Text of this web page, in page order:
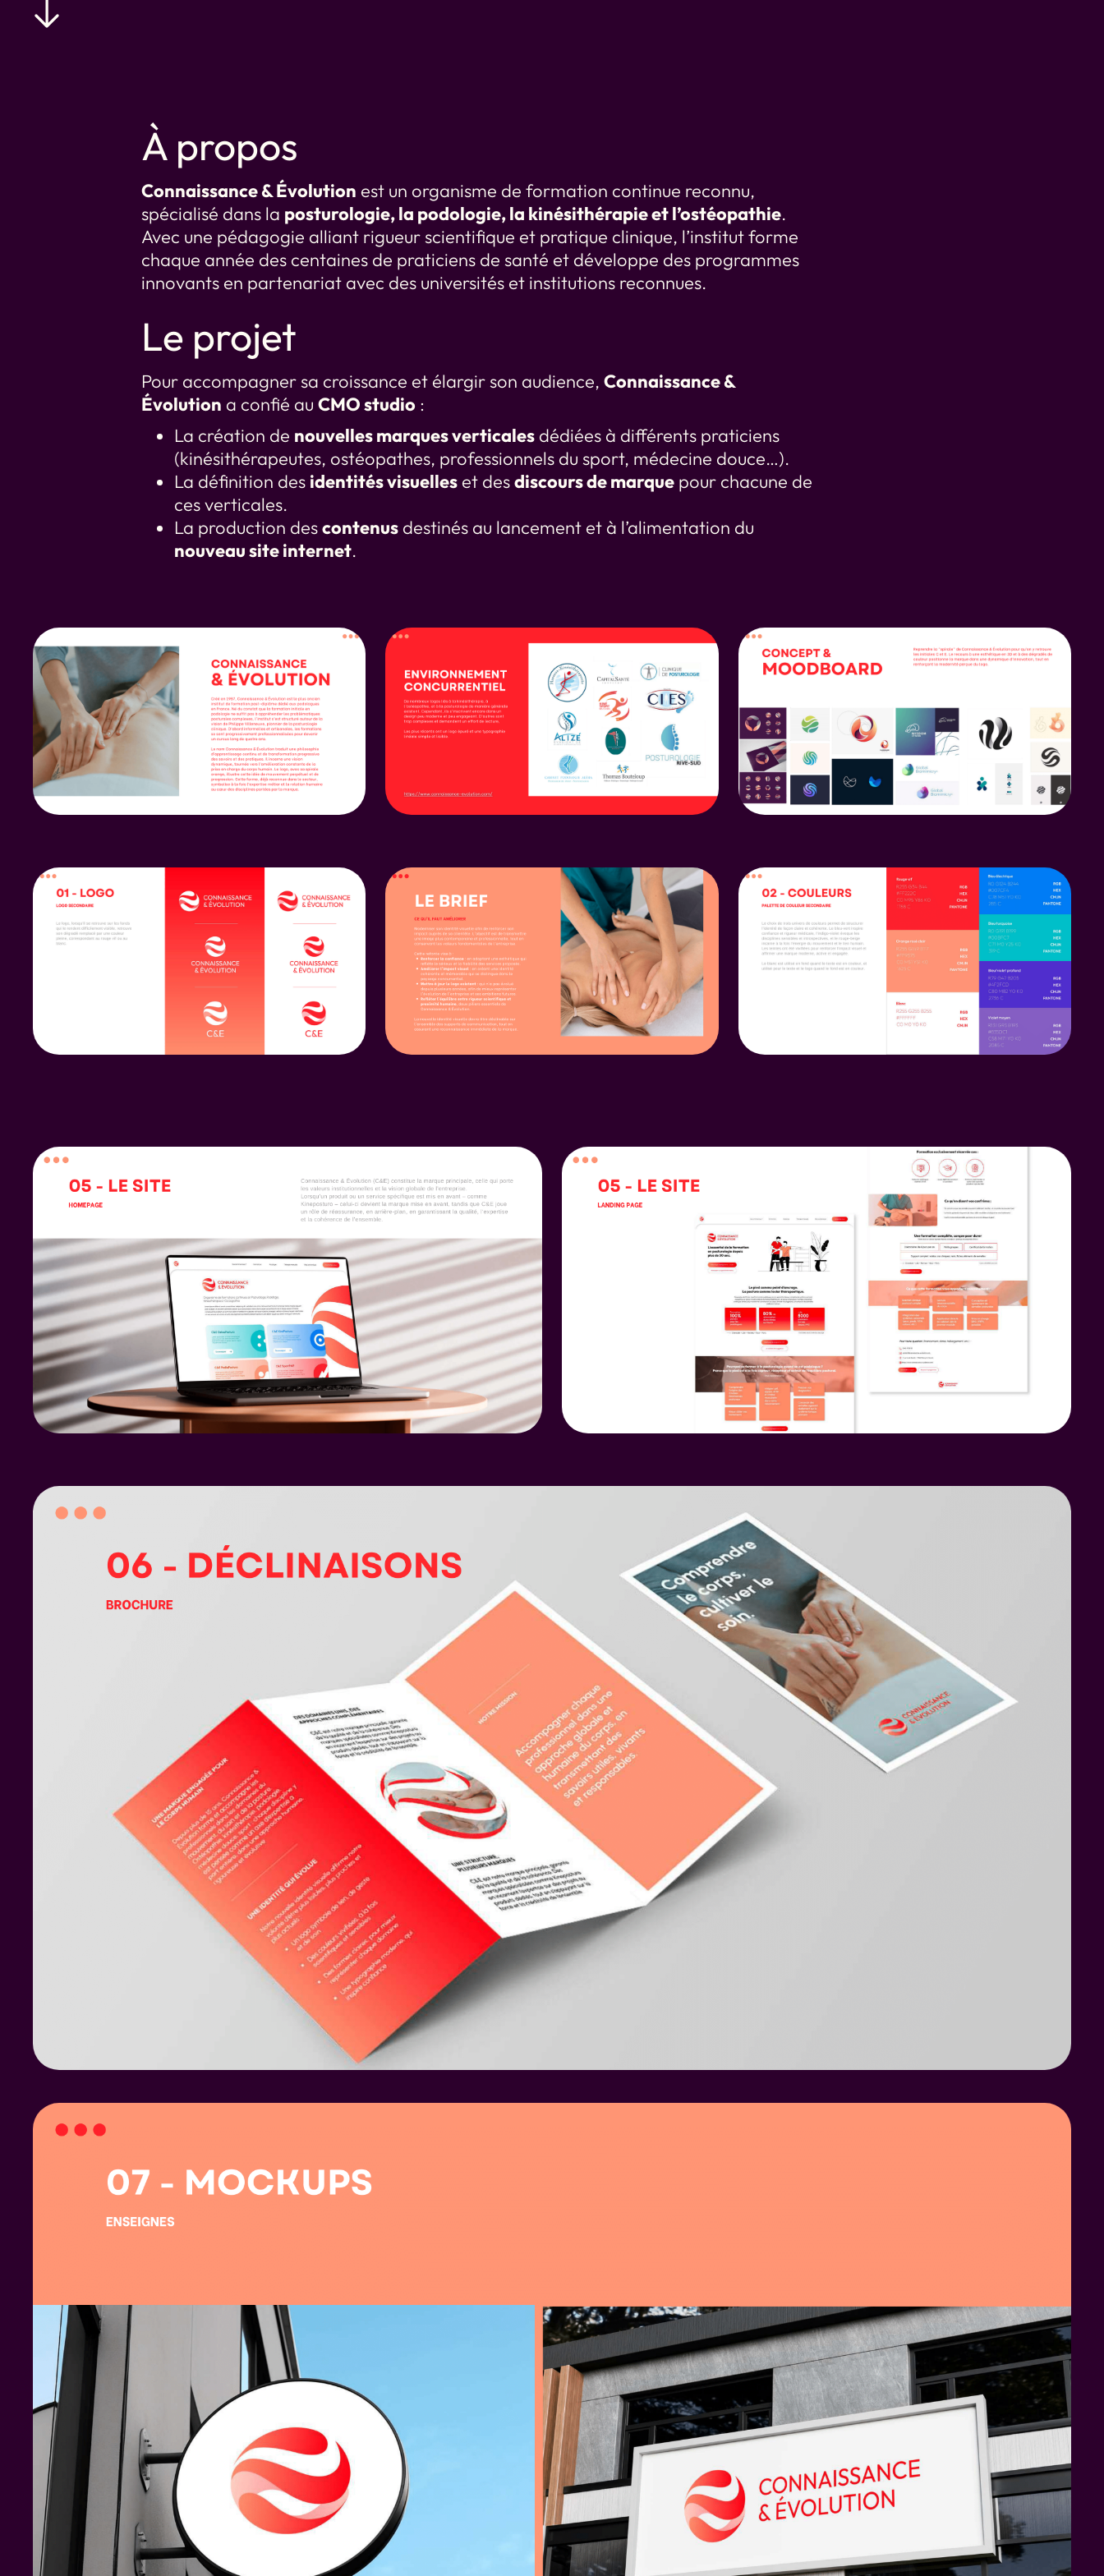
À propos
Connaissance & Évolution est un organisme de formation continue reconnu,
spécialisé dans la posturologie, la podologie, la kinésithérapie et l’ostéopathie.
Avec une pédagogie alliant rigueur scientifique et pratique clinique, l’institut forme
chaque année des centaines de praticiens de santé et développe des programmes
innovants en partenariat avec des universités et institutions reconnues.
Le projet
Pour accompagner sa croissance et élargir son audience, Connaissance &
Évolution a confié au CMO studio :
La création de nouvelles marques verticales dédiées à différents praticiens
(kinésithérapeutes, ostéopathes, professionnels du sport, médecine douce…).
La définition des identités visuelles et desdiscours de marque pour chacune de
ces verticales.
La production descontenus destinés au lancement et à l’alimentation du
nouveau site internet.